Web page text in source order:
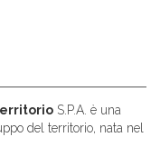
S.P.A. è una
del territorio, nata nel